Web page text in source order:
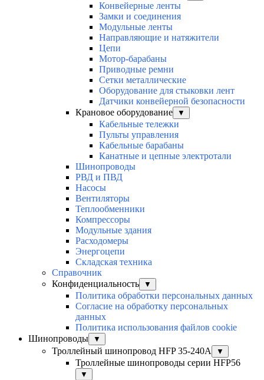
Конвейерные ленты
Замки и соединения
Модульные ленты
Направляющие и натяжители
Цепи
Мотор-барабаны
Приводные ремни
Сетки металлические
Оборудование для стыковки лент
Датчики конвейерной безопасности
Крановое оборудование
▼
Кабельные тележки
Пульты управления
Кабельные барабаны
Канатные и цепные электротали
Шинопроводы
РВД и ПВД
Насосы
Вентиляторы
Теплообменники
Компрессоры
Модульные здания
Расходомеры
Энергоцепи
Складская техника
Справочник
Конфиденциальность
▼
Политика обработки персональных данных
Согласие на обработку персональных
данных
Политика использования файлов cookie
Шинопроводы
▼
Троллейный шинопровод HFP 35-240А ▼
Троллейные шинопроводы серии HFP56
▼